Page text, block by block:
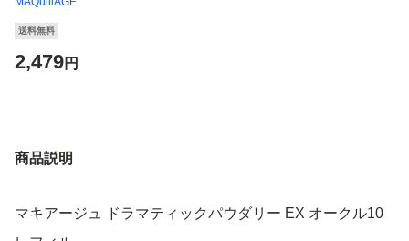
送料無料
2,479円
商品説明
マキアージュ ドラマティックパウダリー EX オークル10